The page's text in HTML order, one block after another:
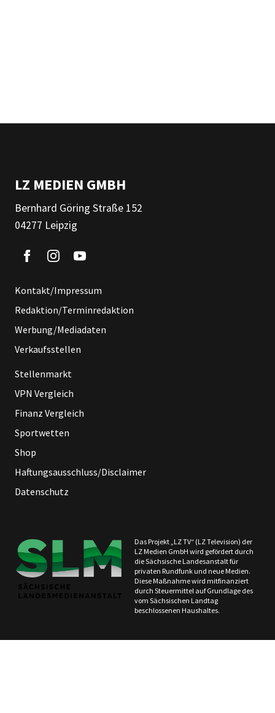
LZ MEDIEN GMBH
Bernhard Göring Straße 152
04277 Leipzig
Kontakt/Impressum
Redaktion/Terminredaktion
Werbung/Mediadaten
Verkaufsstellen
Stellenmarkt
VPN Vergleich
Finanz Vergleich
Sportwetten
Shop
Haftungsausschluss/Disclaimer
Datenschutz
Das Projekt „LZ TV“ (LZ Television) der
LZ Medien GmbH wird gefördert durch
die Sächsische Landesanstalt für
privaten Rundfunk und neue Medien.
Diese Maßnahme wird mitfinanziert
durch Steuermittel auf Grundlage des
vom Sächsischen Landtag
beschlossenen Haushaltes.